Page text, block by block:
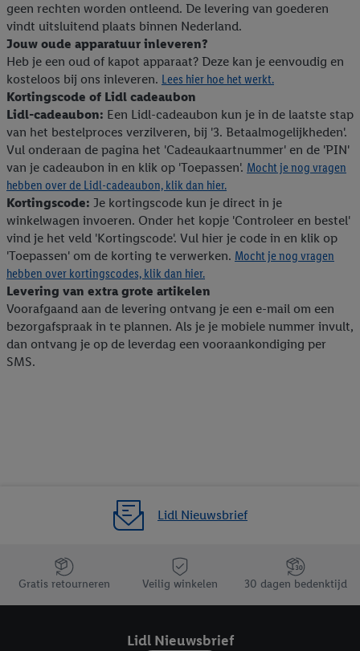
geen rechten worden ontleend. De levering van goederen
vindt uitsluitend plaats binnen Nederland.
Jouw oude apparatuur inleveren?
Heb je een oud of kapot apparaat? Deze kan je eenvoudig en
kosteloos bij ons inleveren. Lees hier hoe het werkt.
Kortingscode of Lidl cadeaubon
Lidl-cadeaubon: Een Lidl-cadeaubon kun je in de laatste stap
van het bestelproces verzilveren, bij '3. Betaalmogelijkheden'.
Vul onderaan de pagina het 'Cadeaukaartnummer' en de 'PIN'
van je cadeaubon in en klik op 'Toepassen'. Mocht je nog vragen
hebben over de Lidl-cadeaubon, klik dan hier.
Kortingscode: Je kortingscode kun je direct in je
winkelwagen invoeren. Onder het kopje 'Controleer en bestel'
vind je het veld 'Kortingscode'. Vul hier je code in en klik op
'Toepassen' om de korting te verwerken. Mocht je nog vragen
hebben over kortingscodes, klik dan hier.
Levering van extra grote artikelen
Voorafgaand aan de levering ontvang je een e-mail om een
bezorgafspraak in te plannen. Als je je mobiele nummer invult,
dan ontvang je op de leverdag een vooraankondiging per
SMS.
Lidl Nieuwsbrief
Jouw voordelen bij ons als Lidl webshop klant
Gratis retourneren Veilig winkelen 30 dagen bedenktijd
Lidl Nieuwsbrief